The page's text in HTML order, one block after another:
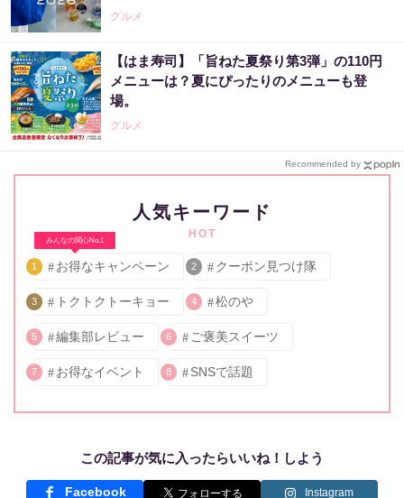
グルメ
【はま寿司】「旨ねた夏祭り第3弾」の110円
メニューは？夏にぴったりのメニューも登
場。
グルメ
Recommended by
人気キーワード
HOT
みんなの関心No.1
1 お得なキャンペーン 2 クーポン見つけ隊
3 トクトクトーキョー 4 松のや
5 編集部レビュー 6 ご褒美スイーツ
7 お得なイベント 8 SNSで話題
この記事が気に入ったらいいね！しよう
Facebook Instagram